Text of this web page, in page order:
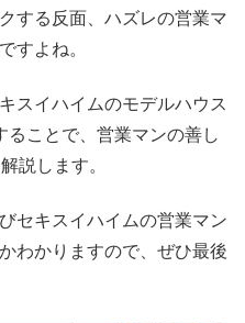
する反面、ハズレの営業マ
すよね。
スイハイムのモデルハウス
ることで、営業マンの善し
説します。
セキスイハイムの営業マン
わかりますので、ぜひ最後